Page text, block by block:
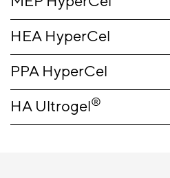
HEA HyperCel
PPA HyperCel
HA Ultrogel®